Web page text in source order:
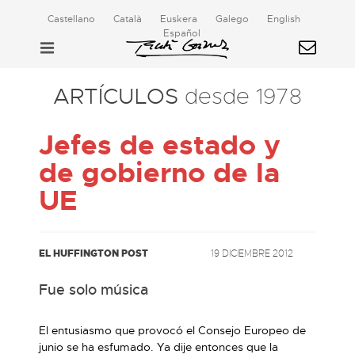
Castellano Català Euskera Galego
English
Español
ARTÍCULOS desde 1978
Jefes de estado y
de gobierno de la
UE
EL HUFFINGTON POST 19 DICIEMBRE 2012
Fue solo música
El entusiasmo que provocó el Consejo Europeo de
junio se ha esfumado. Ya dije entonces que la